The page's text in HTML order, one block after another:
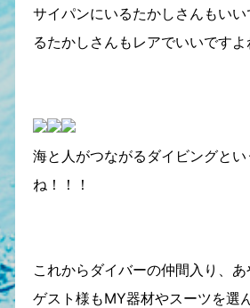
サイパンにいるたかしさんもい
るたかしさんもレアでいいですよ
海と人がつながるダイビングと
ね！！！
これからダイバーの仲間入り、
ゲスト様もMY器材やスーツを選